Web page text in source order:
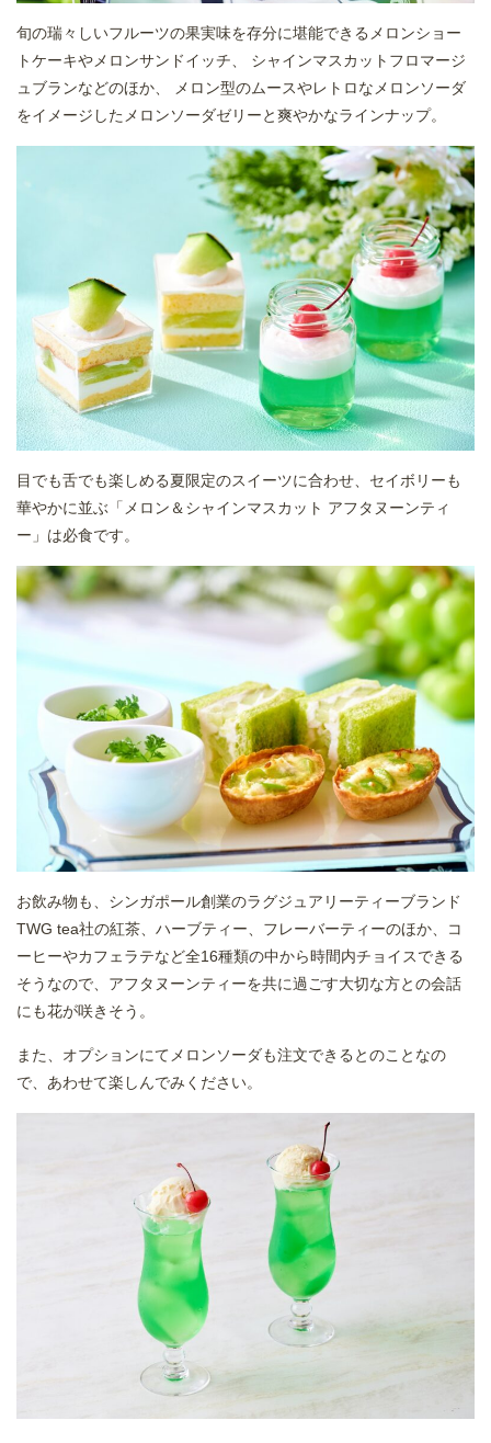
旬の瑞々しいフルーツの果実味を存分に堪能できるメロンショー
トケーキやメロンサンドイッチ、 シャインマスカットフロマージ
ュブランなどのほか、 メロン型のムースやレトロなメロンソーダ
をイメージしたメロンソーダゼリーと爽やかなラインナップ。
目でも舌でも楽しめる夏限定のスイーツに合わせ、セイボリーも
華やかに並ぶ「メロン＆シャインマスカット アフタヌーンティ
ー」は必食です。
お飲み物も、シンガポール創業のラグジュアリーティーブランド
TWG tea社の紅茶、ハーブティー、フレーバーティーのほか、コ
ーヒーやカフェラテなど全16種類の中から時間内チョイスできる
そうなので、アフタヌーンティーを共に過ごす大切な方との会話
にも花が咲きそう。
また、オプションにてメロンソーダも注文できるとのことなの
で、あわせて楽しんでみください。